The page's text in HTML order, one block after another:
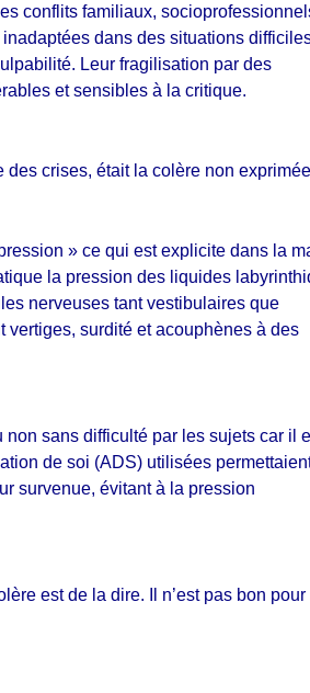
conflits familiaux,
dans des situations
Leur fragilisation par des
et sensibles à la critique.
des crises, était la colère non
» ce qui est explicite dans la
la pression des liquides
nerveuses tant vestibulaires que
surdité et acouphènes à des
sans difficulté par les sujets car il
de soi (ADS) utilisées
survenue, évitant à la pression
est de la dire. Il n’est pas bon pour